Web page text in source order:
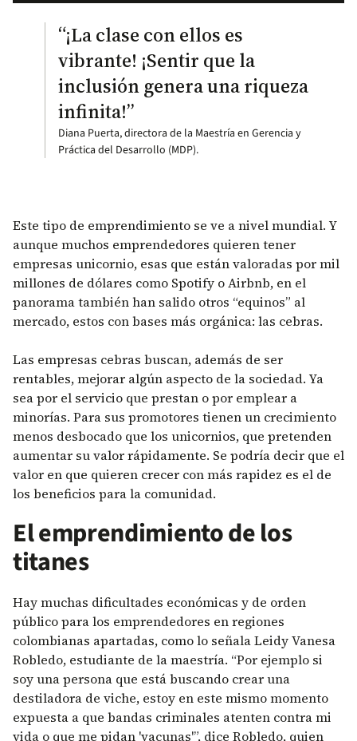
“¡La clase con ellos es
vibrante! ¡Sentir que la
inclusión genera una riqueza
infinita!”
Diana Puerta, directora de la Maestría en Gerencia y
Práctica del Desarrollo (MDP).
Este tipo de emprendimiento se ve a nivel mundial. Y
aunque muchos emprendedores quieren tener
empresas unicornio, esas que están valoradas por mil
millones de dólares como Spotify o Airbnb, en el
panorama también han salido otros “equinos” al
mercado, estos con bases más orgánica: las cebras.
Las empresas cebras buscan, además de ser
rentables, mejorar algún aspecto de la sociedad. Ya
sea por el servicio que prestan o por emplear a
minorías. Para sus promotores tienen un crecimiento
menos desbocado que los unicornios, que pretenden
aumentar su valor rápidamente. Se podría decir que el
valor en que quieren crecer con más rapidez es el de
los beneficios para la comunidad.
El emprendimiento de los
titanes
Hay muchas dificultades económicas y de orden
público para los emprendedores en regiones
colombianas apartadas, como lo señala Leidy Vanesa
Robledo, estudiante de la maestría. “Por ejemplo si
soy una persona que está buscando crear una
destiladora de viche, estoy en este mismo momento
expuesta a que bandas criminales atenten contra mi
vida o que me pidan 'vacunas'”, dice Robledo, quien